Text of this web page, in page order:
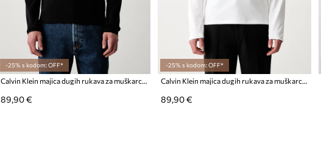
-25% s kodom: OFF*
Calvin Klein majica dugih rukava za muškarce od pamuka
89,90 €
-25% s kodom: OFF*
Calvin Klein majica dugih rukava za muškarce od pamuka
89,90 €